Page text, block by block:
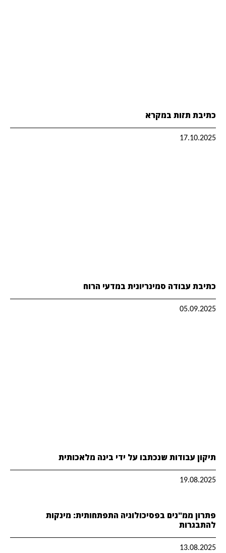
כתיבת תזות במקרא
17.10.2025
כתיבת עבודה סמינריונית במדעי הרוח
05.09.2025
תיקון עבודות שנכתבו על ידי בינה מלאכותית
19.08.2025
פתרון ממ"נים בפסיכולוגיה התפתחותית: מינקות
להתבגרות
13.08.2025